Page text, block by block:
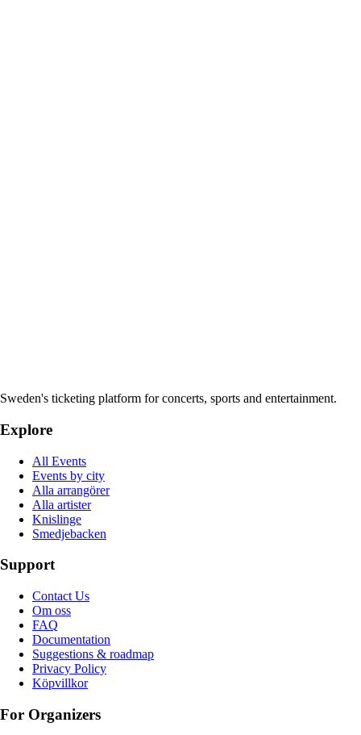
Sweden's ticketing platform for concerts, sports and entertainment.
Explore
All Events
Events by city
Alla arrangörer
Alla artister
Knislinge
Smedjebacken
Support
Contact Us
Om oss
FAQ
Documentation
Suggestions & roadmap
Privacy Policy
Köpvillkor
For Organizers